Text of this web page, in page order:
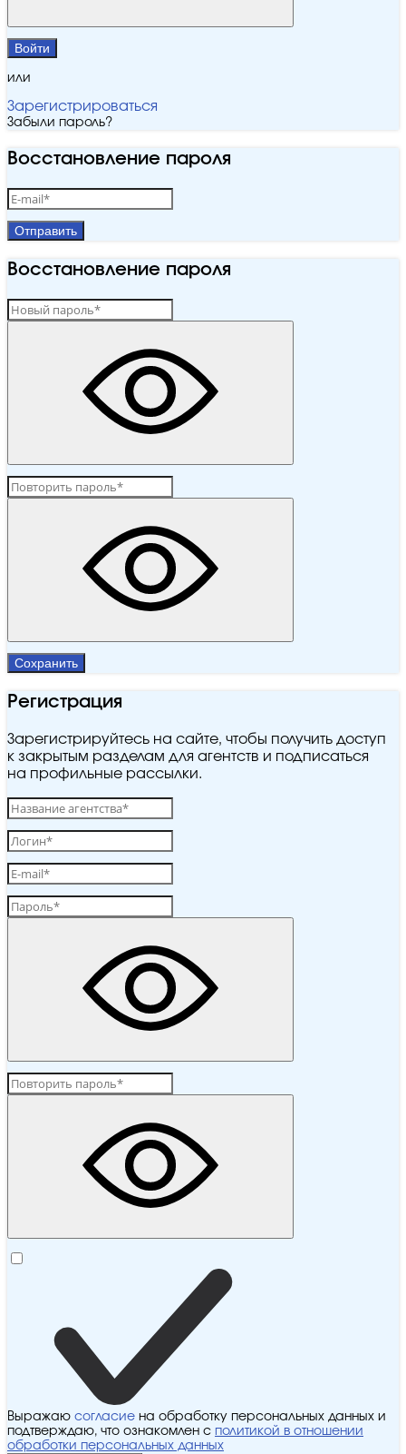
Войти
или
Зарегистрироваться
Забыли пароль?
Восстановление пароля
Отправить
Восстановление пароля
Сохранить
Регистрация
Зарегистрируйтесь на сайте, чтобы получить доступ
к закрытым разделам для агентств и подписаться
на профильные рассылки.
Выражаю согласие на обработку персональных данных и
подтверждаю, что ознакомлен с политикой в отношении
обработки персональных данных